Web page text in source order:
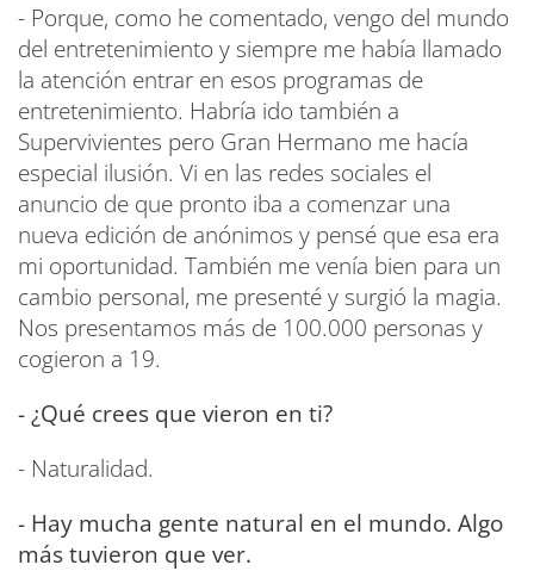
- Porque, como he comentado, vengo del mundo
del entretenimiento y siempre me había llamado
la atención entrar en esos programas de
entretenimiento. Habría ido también a
Supervivientes pero Gran Hermano me hacía
especial ilusión. Vi en las redes sociales el
anuncio de que pronto iba a comenzar una
nueva edición de anónimos y pensé que esa era
mi oportunidad. También me venía bien para un
cambio personal, me presenté y surgió la magia.
Nos presentamos más de 100.000 personas y
cogieron a 19.
- ¿Qué crees que vieron en ti?
- Naturalidad.
- Hay mucha gente natural en el mundo. Algo
más tuvieron que ver.